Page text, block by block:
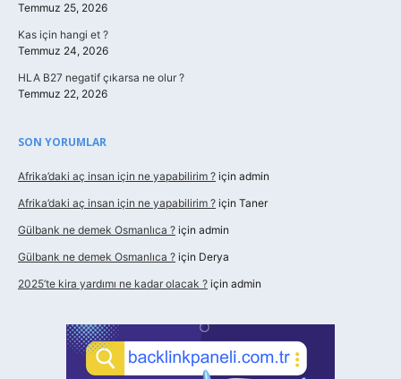
Temmuz 25, 2026
Kas için hangi et ?
Temmuz 24, 2026
HLA B27 negatif çıkarsa ne olur ?
Temmuz 22, 2026
SON YORUMLAR
Afrika’daki aç insan için ne yapabilirim ? için admin
Afrika’daki aç insan için ne yapabilirim ? için Taner
Gülbank ne demek Osmanlıca ? için admin
Gülbank ne demek Osmanlıca ? için Derya
2025’te kira yardımı ne kadar olacak ? için admin